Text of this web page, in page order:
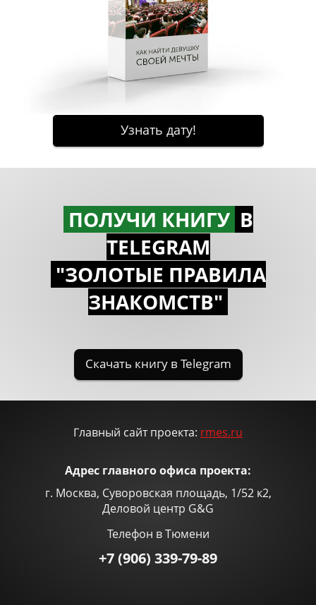
ПОЛУЧИ КНИГУ В
TELEGRAM
"ЗОЛОТЫЕ ПРАВИЛА
ЗНАКОМСTВ"
Главный сайт проекта: rmes.ru
Адрес главного офиса проекта:
г. Москва, Суворовская площадь, 1/52 к2,
Деловой центр G&G
Телефон в Тюмени
+7 (906) 339-79-89